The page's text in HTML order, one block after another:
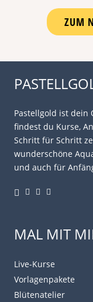
ZUM
Pastellgold ist
findest du Kurse,
Schritt für Schritt
wunderschöne
und auch für
MAL MIT
Live-Kurse
Vorlagenpakete
Blütenatelier